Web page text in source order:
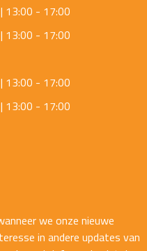
13:00 - 17:00
13:00 - 17:00
13:00 - 17:00
13:00 - 17:00
we onze nieuwe
in andere updates van